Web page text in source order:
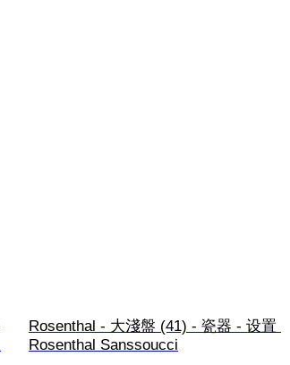
Rosenthal - 大淺盤 (41) - 瓷器 - 设置
Rosenthal Sanssoucci